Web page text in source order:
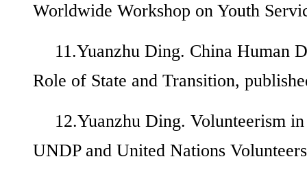
Worldwide Workshop on Youth
11.Yuanzhu Ding. China Human
Role of State and Transition,
12.Yuanzhu Ding. Volunteerism
UNDP and United Nations